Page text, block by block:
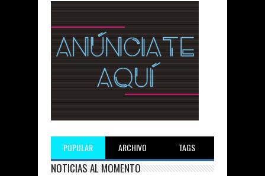
POPULAR ARCHIVO TAGS
NOTICIAS AL MOMENTO